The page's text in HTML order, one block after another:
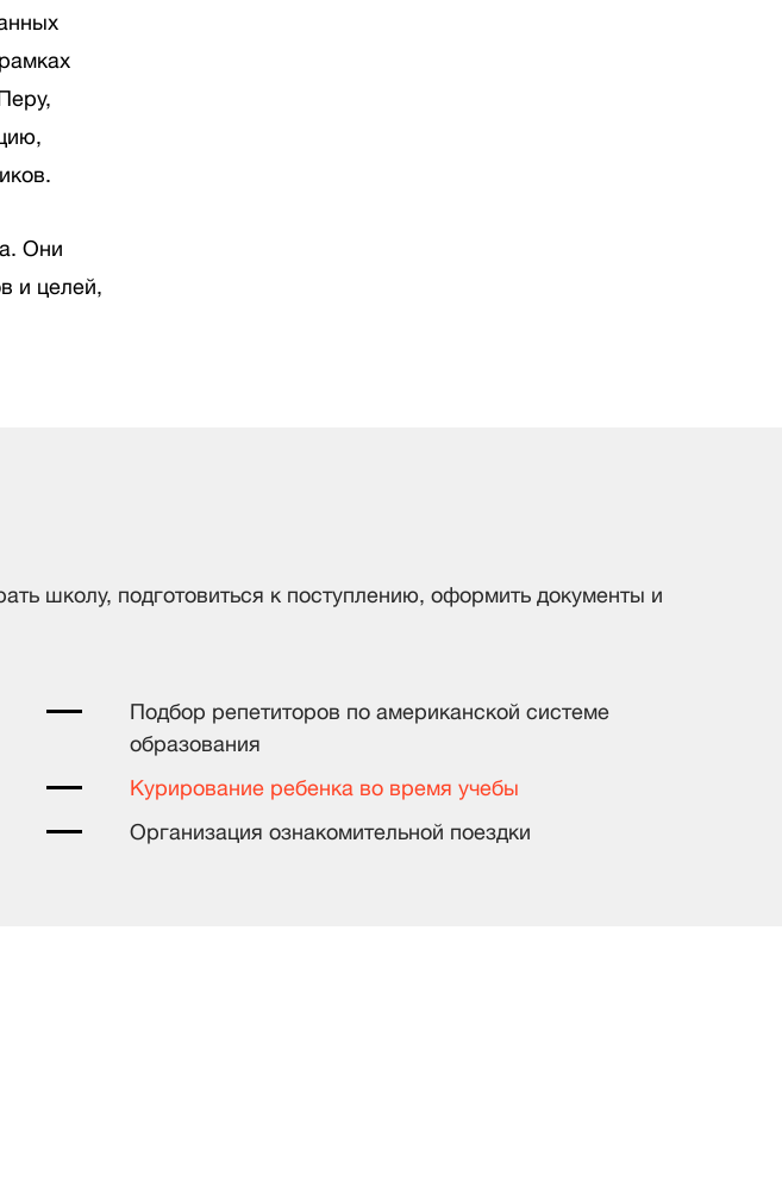
Они
и целей,
школу, подготовиться к поступлению, оформить документы и
Подбор репетиторов по американской системе
образования
Курирование ребенка во время учебы
Организация ознакомительной поездки